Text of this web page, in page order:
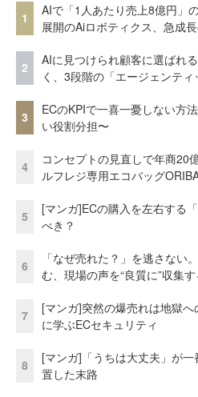
1
AIで「1人あたり売上8億円」
展開のAiロボティクス、急成
2
AIに見つけられ顧客に選ばれ
く、3段階の「エージェンテ
3
ECのKPIで一喜一憂しない方
い役割分担〜
4
コンセプトの見直しで年商
ルフレジ専用エコバッグ
5
[マンガ]ECの購入を左右する
べき？
6
「なぜ売れた？」を逃さない
む、現場の声を“良質に”収集
7
[マンガ]突然の爆売れは地獄
に学ぶECセキュリティ
8
[マンガ]「うちは大丈夫」が
置した末路